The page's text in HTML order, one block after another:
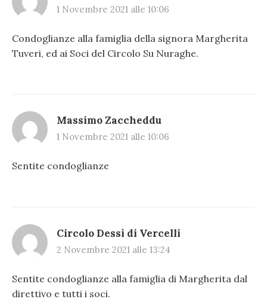
1 Novembre 2021 alle 10:06
Condoglianze alla famiglia della signora Margherita
Tuveri, ed ai Soci del Circolo Su Nuraghe.
Massimo Zaccheddu
1 Novembre 2021 alle 10:06
Sentite condoglianze
Circolo Dessì di Vercelli
2 Novembre 2021 alle 13:24
Sentite condoglianze alla famiglia di Margherita dal
direttivo e tutti i soci.